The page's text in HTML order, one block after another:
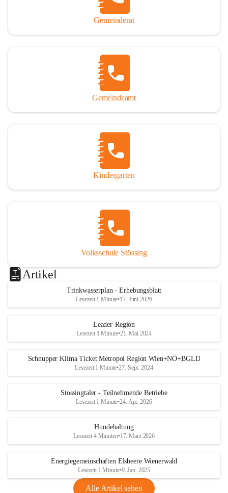
Gemeinderat
Gemeindeamt
Kindergarten
Volksschule Stössing
Artikel
Trinkwasserplan - Erhebungsblatt
Lesezeit 1 Minute•17. Juni 2026
Leader-Region
Lesezeit 1 Minute•21. Mai 2024
Schnupper Klima Ticket Metropol Region Wien+NÖ+BGLD
Lesezeit 1 Minute•27. Sept. 2024
Stössingtaler - Teilnehmende Betriebe
Lesezeit 1 Minute•24. Apr. 2026
Hundehaltung
Lesezeit 4 Minuten•17. März 2026
Energiegemeinschaften Elsbeere Wienerwald
Lesezeit 1 Minute•9. Jan. 2025
Alle Artikel sehen